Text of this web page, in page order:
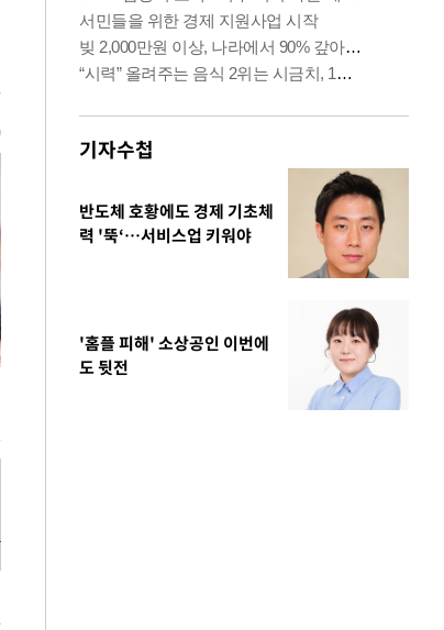
오세훈 서울시
환경 점검
기자수첩
반도체 호황에도 경제 기초체
력 '뚝‘…서비스업 키워야
'홈플 피해' 소상공인 이번에
도 뒷전